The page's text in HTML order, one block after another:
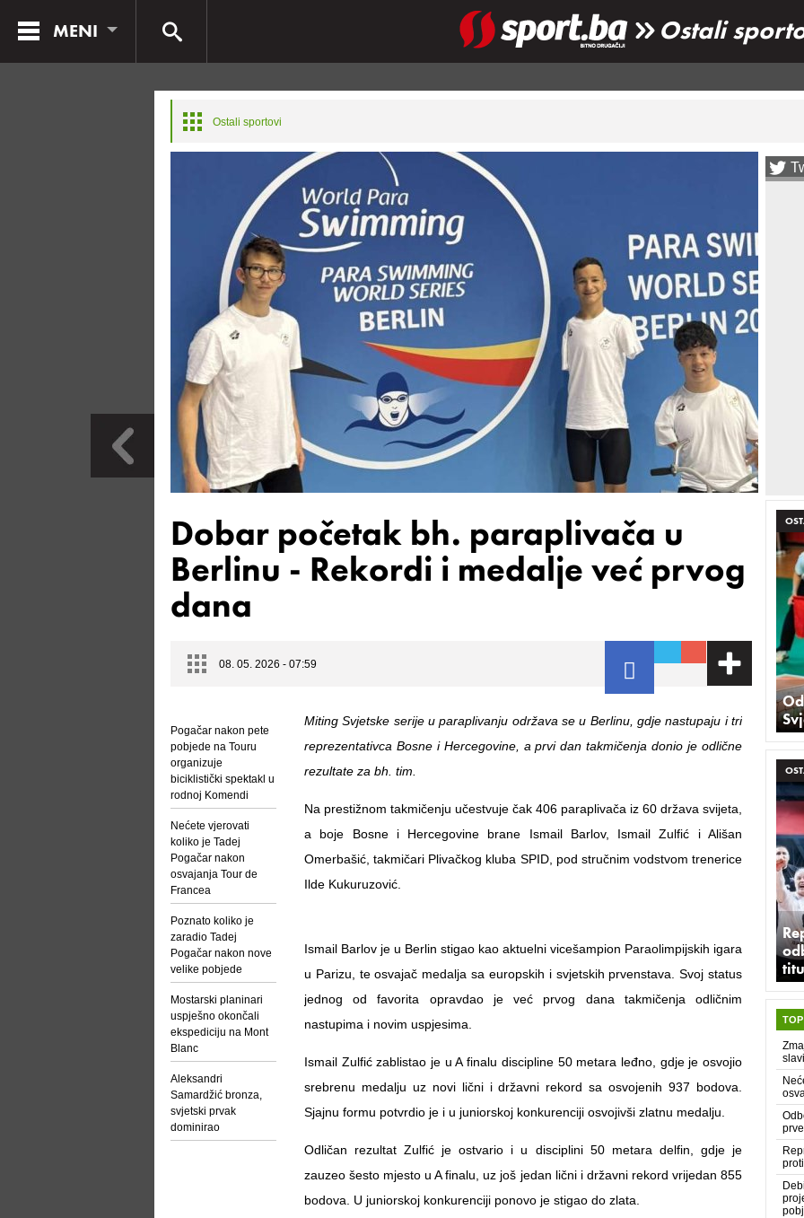
MENI Ostali
Ostali sportovi
Dobar početak bh. paraplivača u
Berlinu - Rekordi i medalje već prvog
dana
08. 05. 2026 - 07:59
Pogačar nakon pete
pobjede na Touru
organizuje
biciklistički spektakl u
rodnoj Komendi
Nećete vjerovati
koliko je Tadej
Pogačar nakon
osvajanja Tour de
Francea
Poznato koliko je
zaradio Tadej
Pogačar nakon nove
velike pobjede
Mostarski planinari
uspješno okončali
ekspediciju na Mont
Blanc
Aleksandri
Samardžić bronza,
svjetski prvak
dominirao
Miting Svjetske serije u paraplivanju održava se u Berlinu, gdje nastupaju i tri
reprezentativca Bosne i Hercegovine, a prvi dan takmičenja donio je odlične
rezultate za bh. tim.
Na prestižnom takmičenju učestvuje čak 406 paraplivača iz 60 država svijeta,
a boje Bosne i Hercegovine brane Ismail Barlov, Ismail Zulfić i Ališan
Omerbašić, takmičari Plivačkog kluba SPID, pod stručnim vodstvom trenerice
Ilde Kukuruzović.
Ismail Barlov je u Berlin stigao kao aktuelni vicešampion Paraolimpijskih igara
u Parizu, te osvajač medalja sa europskih i svjetskih prvenstava. Svoj status
jednog od favorita opravdao je već prvog dana takmičenja odličnim
nastupima i novim uspjesima.
Ismail Zulfić zablistao je u A finalu discipline 50 metara leđno, gdje je osvojio
srebrenu medalju uz novi lični i državni rekord sa osvojenih 937 bodova.
Sjajnu formu potvrdio je i u juniorskoj konkurenciji osvojivši zlatnu medalju.
Odličan rezultat Zulfić je ostvario i u disciplini 50 metara delfin, gdje je
zauzeo šesto mjesto u A finalu, uz još jedan lični i državni rekord vrijedan 855
bodova. U juniorskoj konkurenciji ponovo je stigao do zlata.